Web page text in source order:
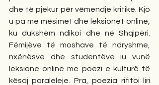
dhe të pjekur për vëmendje kritike. Kjo
u pa me mësimet dhe leksionet online,
ku dukshëm ndikoi dhe në Shqipëri.
Fëmijëve të moshave të ndryshme,
nxënësve dhe studentëve iu vunë
leksione online me poezi e kulturë të
kësaj paraleleje. Pra, poezia rifitoi liri